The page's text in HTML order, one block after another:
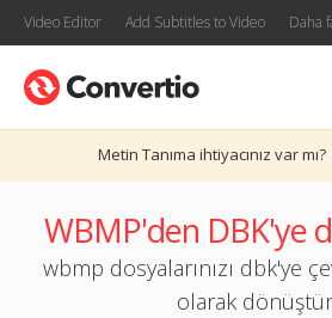
Video Editor Add Subtitles to Video Daha
Metin Tanıma ihtiyacınız var mı?
WBMP'den DBK'ye
wbmp dosyalarınızı dbk'ye
olarak